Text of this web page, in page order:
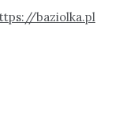
baziolka.pl